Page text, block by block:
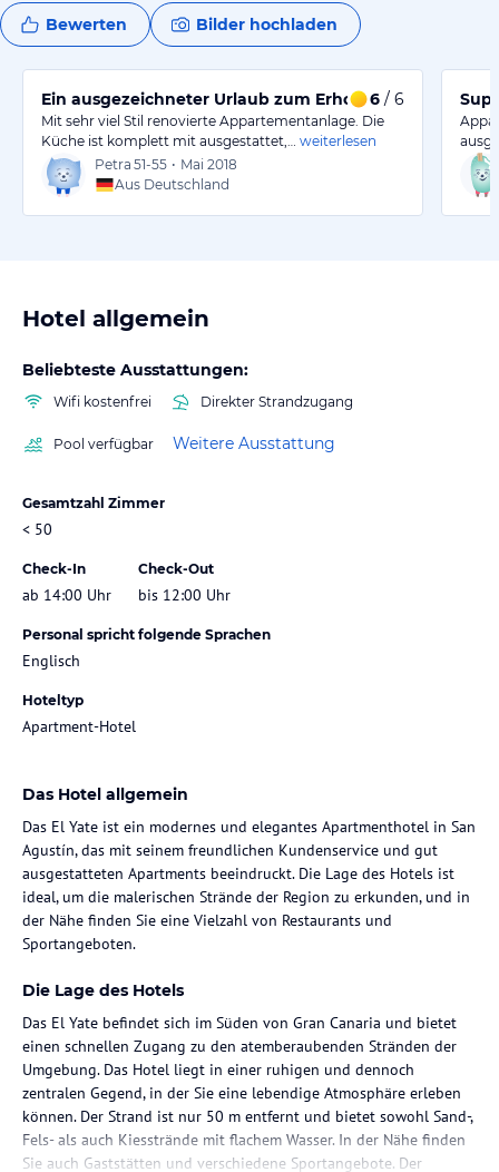
Bewerten Bilder hochladen
Ein ausgezeichneter Urlaub zum Erholen
6 / 6
Mit sehr viel Stil renovierte Appartementanlage. Die
Küche ist komplett mit ausgestattet,…
weiterlesen
Petra 51-55 • Mai 2018
Aus Deutschland
Hotel allgemein
Beliebteste Ausstattungen:
Wifi kostenfrei Direkter Strandzugang
Pool verfügbar Weitere Ausstattung
Gesamtzahl Zimmer
< 50
Check-In
ab 14:00 Uhr
Check-Out
bis 12:00 Uhr
Personal spricht folgende Sprachen
Englisch
Hoteltyp
Apartment-Hotel
Das Hotel allgemein
Das El Yate ist ein modernes und elegantes Apartmenthotel in San
Agustín, das mit seinem freundlichen Kundenservice und gut
ausgestatteten Apartments beeindruckt. Die Lage des Hotels ist
ideal, um die malerischen Strände der Region zu erkunden, und in
der Nähe finden Sie eine Vielzahl von Restaurants und
Sportangeboten.
Die Lage des Hotels
Das El Yate befindet sich im Süden von Gran Canaria und bietet
einen schnellen Zugang zu den atemberaubenden Stränden der
Umgebung. Das Hotel liegt in einer ruhigen und dennoch
zentralen Gegend, in der Sie eine lebendige Atmosphäre erleben
können. Der Strand ist nur 50 m entfernt und bietet sowohl Sand-,
Fels- als auch Kiesstrände mit flachem Wasser. In der Nähe finden
Sie auch Gaststätten und verschiedene Sportangebote. Der